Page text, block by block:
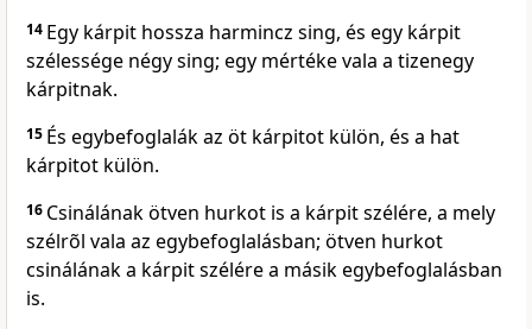
14 Egy kárpit hossza harmincz sing, és egy kárpit
szélessége négy sing; egy mértéke vala a tizenegy
kárpitnak.
15 És egybefoglalák az öt kárpitot külön, és a hat
kárpitot külön.
16 Csinálának ötven hurkot is a kárpit szélére, a mely
szélrõl vala az egybefoglalásban; ötven hurkot
csinálának a kárpit szélére a másik egybefoglalásban
is.